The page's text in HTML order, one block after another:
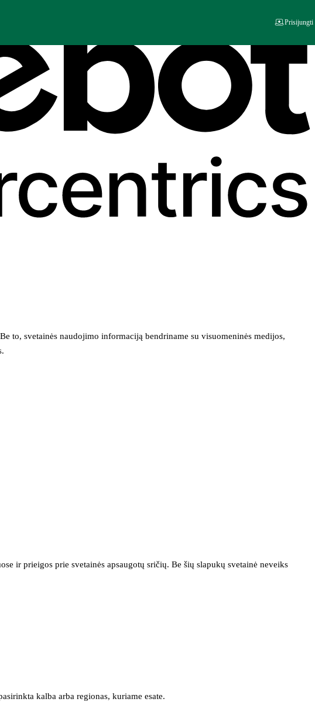
to, svetainės naudojimo informaciją bendriname su visuomeninės medijos,
ir prieigos prie svetainės apsaugotų sričių. Be šių slapukų svetainė neveiks
kalba arba regionas, kuriame esate.
Prisijungti